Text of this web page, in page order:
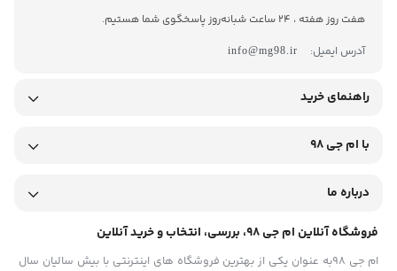
هفت روز هفته ، 24 ساعت شبانه‌روز پاسخگوی شما هستیم.
آدرس ایمیل:
info@mg98.ir
راهنمای خرید
با ام جی 98
درباره ما
فروشگاه آنلاین ام جی 98، بررسی، انتخاب و خرید آنلاین
ام جی 98به عنوان یکی از بهترین فروشگاه های اینترنتی با بیش سالیان سال